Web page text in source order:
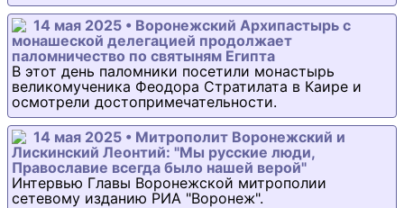
14 мая 2025 • Воронежский Архипастырь с
монашеской делегацией продолжает
паломничество по святыням Египта
В этот день паломники посетили монастырь
великомученика Феодора Стратилата в Каире и
осмотрели достопримечательности.
14 мая 2025 • Митрополит Воронежский и
Лискинский Леонтий: "Мы русские люди,
Православие всегда было нашей верой"
Интервью Главы Воронежской митрополии
сетевому изданию РИА "Воронеж".